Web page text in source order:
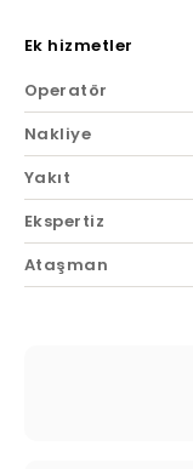
Ek hizmetler
Operatör
Nakliye
Yakıt
Ekspertiz
Ataşman